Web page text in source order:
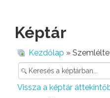
Képtár
Kezdőlap »
Vissza a képtár